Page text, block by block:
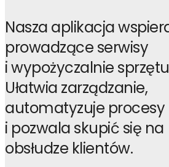
Nasza aplikacja
prowadzące serwisy
i wypożyczalnie
Ułatwia zarządzanie,
automatyzuje procesy
i pozwala skupić się na
obsłudze klientów.